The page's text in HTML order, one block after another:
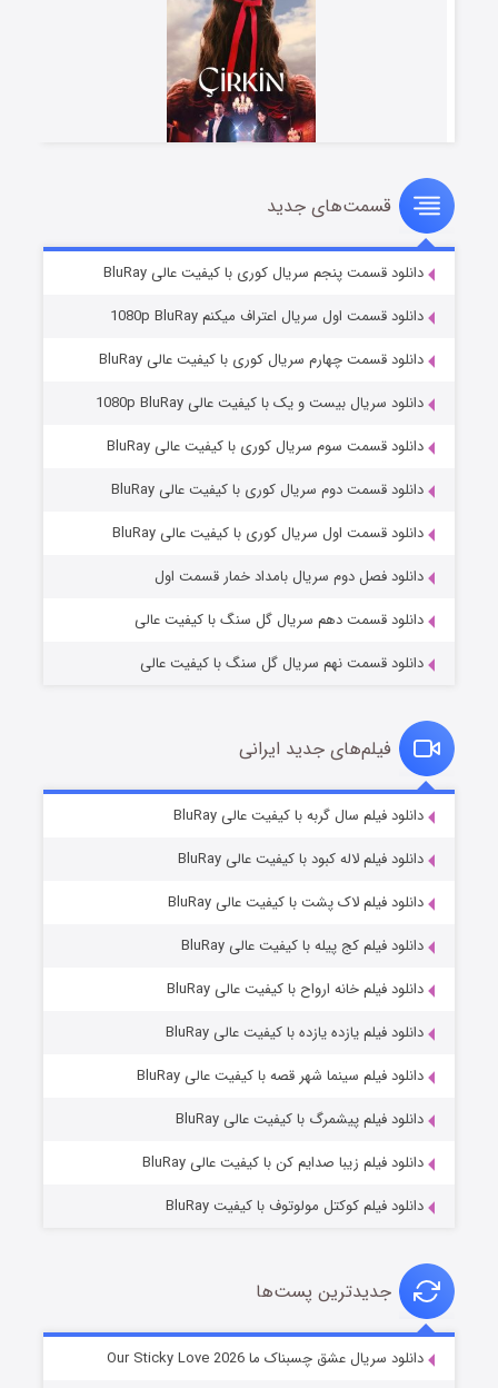
سریال زشت
قسمت۵ (زیرنویس) منتشر شد
وستی ها
قسمت۱ (زیرنویس) منتشر شد
قسمت۶ (زیرنویس) منتشر شد
شوهر
قسمت‌های جدید
دانلود قسمت پنجم سریال کوری با کیفیت عالی BluRay
دانلود قسمت اول سریال اعتراف میکنم 1080p BluRay
دانلود قسمت چهارم سریال کوری با کیفیت عالی BluRay
دانلود سریال بیست و یک با کیفیت عالی 1080p BluRay
دانلود قسمت سوم سریال کوری با کیفیت عالی BluRay
دانلود قسمت دوم سریال کوری با کیفیت عالی BluRay
دانلود قسمت اول سریال کوری با کیفیت عالی BluRay
دانلود فصل دوم سریال بامداد خمار قسمت اول
دانلود قسمت دهم سریال گل سنگ با کیفیت عالی
دانلود قسمت نهم سریال گل سنگ با کیفیت عالی
فیلم‌های جدید ایرانی
دانلود فیلم سال گربه با کیفیت عالی BluRay
دانلود فیلم لاله کبود با کیفیت عالی BluRay
دانلود فیلم لاک پشت با کیفیت عالی BluRay
دانلود فیلم کج‌ پیله با کیفیت عالی BluRay
دانلود فیلم خانه ارواح با کیفیت عالی BluRay
دانلود فیلم یازده یازده با کیفیت عالی BluRay
دانلود فیلم سینما شهر قصه با کیفیت عالی BluRay
دانلود فیلم پیشمرگ با کیفیت عالی BluRay
دانلود فیلم زیبا صدایم کن با کیفیت عالی BluRay
دانلود فیلم کوکتل مولوتوف با کیفیت BluRay
جدیدترین پست‌ها
دانلود سریال عشق چسبناک ما Our Sticky Love 2026